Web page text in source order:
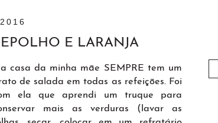
E LARANJA
casa da minha mãe SEMPRE tem um
de salada em todas as refeições. Foi
ela que aprendi um truque para
mais as verduras (lavar as